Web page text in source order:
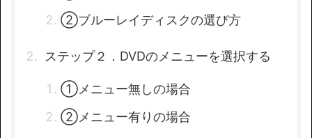
②ブルーレイディスクの選び方
ステップ２．DVDのメニューを選択する
①メニュー無しの場合
②メニュー有りの場合